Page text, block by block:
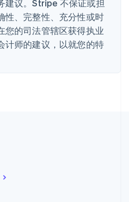
建议。Stripe 不保证或担
性、完整性、充分性或时
您的司法管辖区获得执业
计师的建议，以就您的特